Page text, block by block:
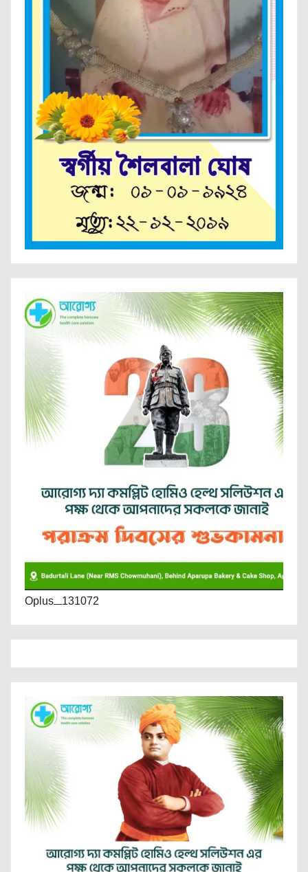
Oplus_131072